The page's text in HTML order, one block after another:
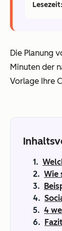
Die Planung
Minuten der
Vorlage Ihre
Wie
4